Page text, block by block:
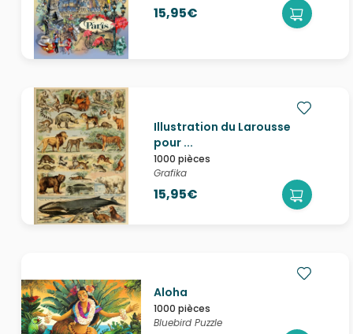
15,95€
Illustration du Larousse
pour ...
1000 pièces
Grafika
15,95€
Aloha
1000 pièces
Bluebird Puzzle